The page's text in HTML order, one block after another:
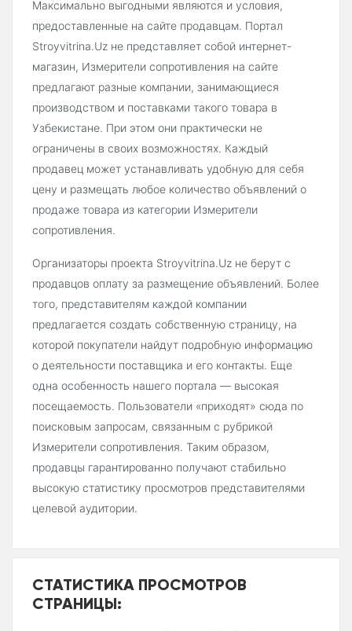
Максимально выгодными являются и условия,
предоставленные на сайте продавцам. Портал
Stroyvitrina.Uz не представляет собой интернет-
магазин, Измерители сопротивления на сайте
предлагают разные компании, занимающиеся
производством и поставками такого товара в
Узбекистане. При этом они практически не
ограничены в своих возможностях. Каждый
продавец может устанавливать удобную для себя
цену и размещать любое количество объявлений о
продаже товара из категории Измерители
сопротивления.
Организаторы проекта Stroyvitrina.Uz не берут с
продавцов оплату за размещение объявлений. Более
того, представителям каждой компании
предлагается создать собственную страницу, на
которой покупатели найдут подробную информацию
о деятельности поставщика и его контакты. Еще
одна особенность нашего портала — высокая
посещаемость. Пользователи «приходят» сюда по
поисковым запросам, связанным с рубрикой
Измерители сопротивления. Таким образом,
продавцы гарантированно получают стабильно
высокую статистику просмотров представителями
целевой аудитории.
СТАТИСТИКА ПРОСМОТРОВ
СТРАНИЦЫ: